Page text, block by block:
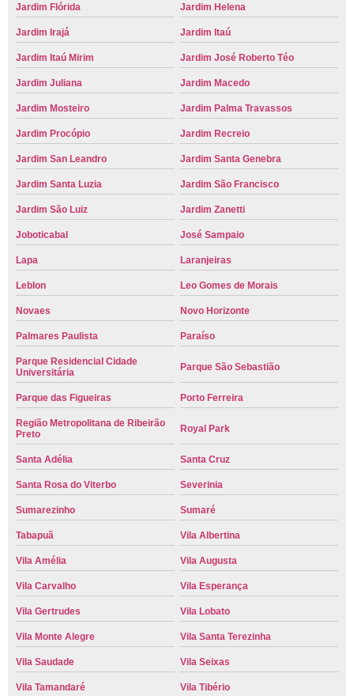
Jardim Flórida Jardim Helena
Jardim Irajá Jardim Itaú
Jardim Itaú Mirim Jardim José Roberto Téo
Jardim Juliana Jardim Macedo
Jardim Mosteiro Jardim Palma Travassos
Jardim Procópio Jardim Recreio
Jardim San Leandro Jardim Santa Genebra
Jardim Santa Luzia Jardim São Francisco
Jardim São Luiz Jardim Zanetti
Joboticabal José Sampaio
Lapa Laranjeiras
Leblon Leo Gomes de Morais
Novaes Novo Horizonte
Palmares Paulista Paraíso
Parque Residencial Cidade
Universitária
Parque São Sebastião
Parque das Figueiras Porto Ferreira
Região Metropolitana de Ribeirão
Preto
Royal Park
Santa Adélia Santa Cruz
Santa Rosa do Viterbo Severinia
Sumarezinho Sumaré
Tabapuã Vila Albertina
Vila Amélia Vila Augusta
Vila Carvalho Vila Esperança
Vila Gertrudes Vila Lobato
Vila Monte Alegre Vila Santa Terezinha
Vila Saudade Vila Seixas
Vila Tamandaré
Vila Tibério